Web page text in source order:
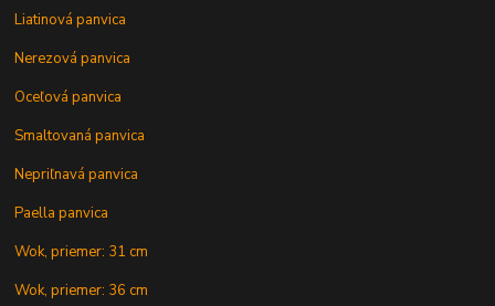
Liatinová panvica
Nerezová panvica
Oceľová panvica
Smaltovaná panvica
Nepriľnavá panvica
Paella panvica
Wok, priemer: 31 cm
Wok, priemer: 36 cm